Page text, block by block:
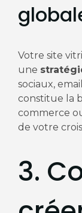
Votre site
une
sociaux,
constitue la
commerce
de votre
3.